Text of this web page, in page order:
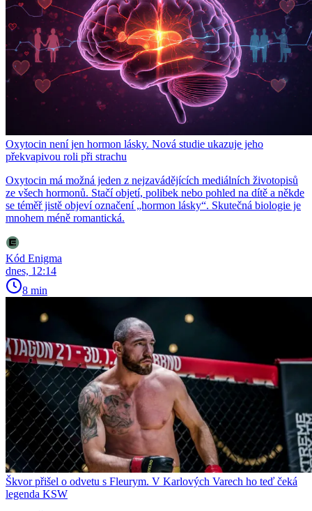
Oxytocin není jen hormon lásky. Nová studie ukazuje jeho
překvapivou roli při strachu
Oxytocin má možná jeden z nejzavádějících mediálních životopisů
ze všech hormonů. Stačí objetí, polibek nebo pohled na dítě a někde
se téměř jistě objeví označení „hormon lásky“. Skutečná biologie je
mnohem méně romantická.
Kód Enigma
dnes, 12:14
8 min
Škvor přišel o odvetu s Fleurym. V Karlových Varech ho teď čeká
legenda KSW